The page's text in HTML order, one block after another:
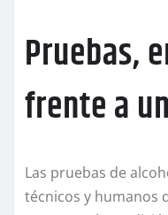
Pruebas,
frente a
Las pruebas de
técnicos y humanos